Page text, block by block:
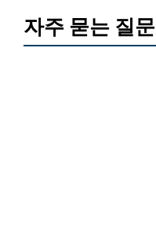
자주 묻는 질문